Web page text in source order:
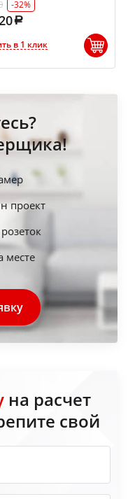
-32%
в 1 клик
проект
месте
на расчет
свой